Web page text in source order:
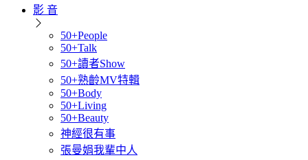
影 音
50+People
50+Talk
50+讀者Show
50+熟齡MV特輯
50+Body
50+Living
50+Beauty
神經很有事
張曼娟我輩中人